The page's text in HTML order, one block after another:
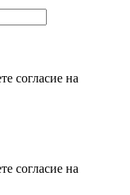
согласие на
согласие на